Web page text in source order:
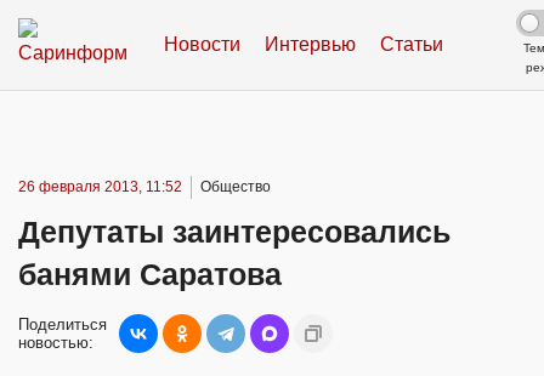
Новости Интервью Статьи
26 февраля 2013, 11:52 Общество
Депутаты заинтересовались
банями Саратова
Поделиться
новостью: